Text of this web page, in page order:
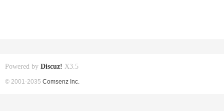
Powered by Discuz! X3.5
© 2001-2035 Comsenz Inc.